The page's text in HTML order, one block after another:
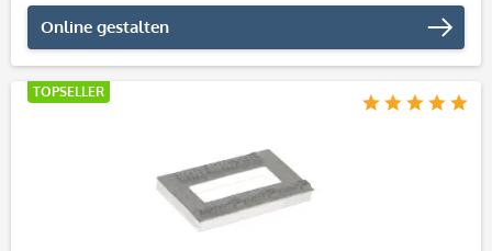
Online gestalten
TOPSELLER